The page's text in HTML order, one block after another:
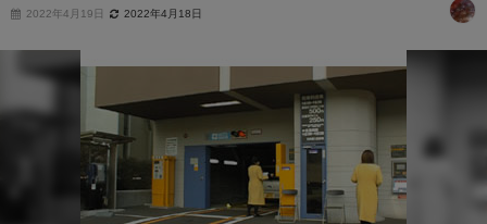
2022年4月19日 2022年4月18日